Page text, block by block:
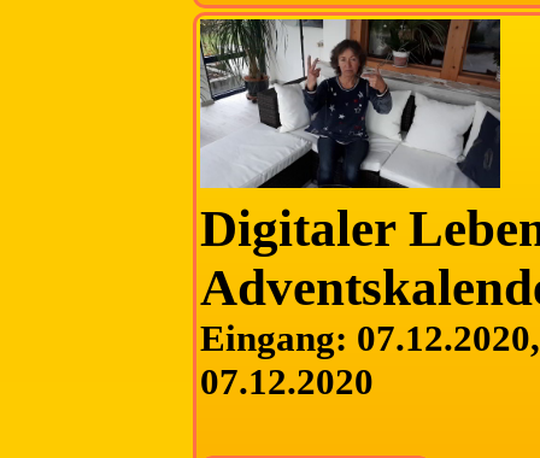
Digitaler
Eingang:
07.12.2020